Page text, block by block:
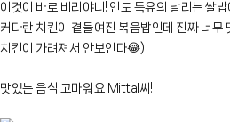
이것이 바로 비리야니! 인도 특유의 날리는 쌀
커다란 치킨이 곁들여진 볶음밥인데 진짜 너무
치킨이 가려져서 안보인다😂)
맛있는 음식 고마워요 Mittal씨!